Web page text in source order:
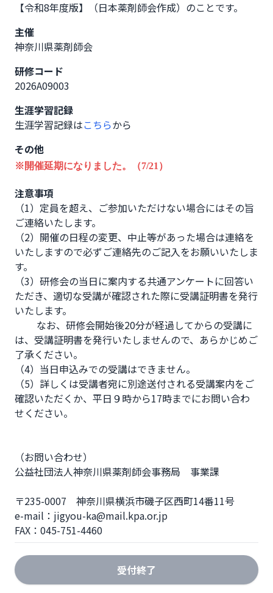
【令和8年度版】（日本薬剤師会作成）のことです。
主催
神奈川県薬剤師会
研修コード
2026A09003
生涯学習記録
生涯学習記録はこちらから
その他
※開催延期になりました。（7/21）
注意事項
（1）定員を超え、ご参加いただけない場合にはその旨
ご連絡いたします。
（2）開催の日程の変更、中止等があった場合は連絡を
いたしますので必ずご連絡先のご記入をお願いいたしま
す。
（3）研修会の当日に案内する共通アンケートに回答い
ただき、適切な受講が確認された際に受講証明書を発行
いたします。
は、受講証明書を発行いたしませんので、あらかじめご
了承ください。
（4）当日申込みでの受講はできません。
（5）詳しくは受講者宛に別途送付される受講案内をご
確認いただくか、平日９時から17時までにお問い合わ
せください。
（お問い合わせ）
公益社団法人神奈川県薬剤師会事務局　事業課
〒235-0007　神奈川県横浜市磯子区西町14番11号
e-mail：jigyou-ka@mail.kpa.or.jp
FAX：045-751-4460
受付終了